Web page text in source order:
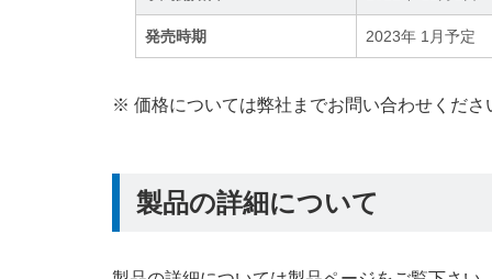
発売時期 2023年 1月予定
※ 価格については弊社までお問い合わせくださ
製品の詳細について